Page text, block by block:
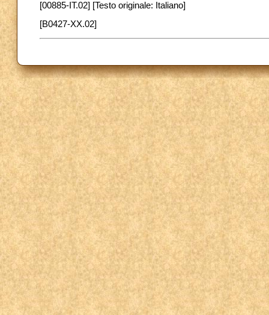
[00885-IT.02] [Testo originale: Italiano]
[B0427-XX.02]